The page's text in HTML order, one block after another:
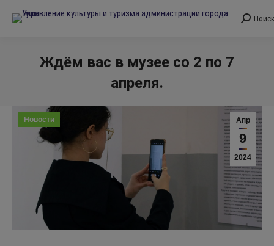
Поиск:
Поиск
Ждём вас в музее со 2 по 7
апреля.
Апр
9
2024
Новости